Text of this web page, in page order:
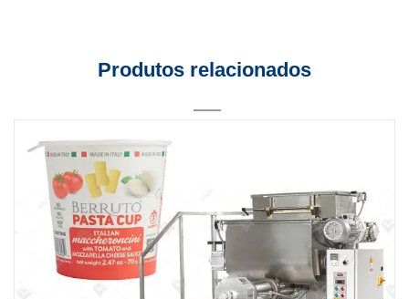
Produtos relacionados